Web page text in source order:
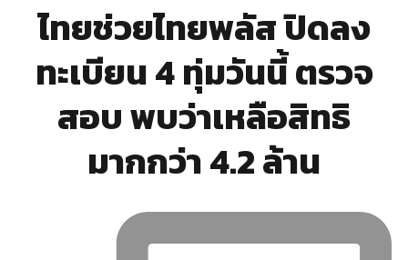
ไทยช่วยไทยพลัส ปิดลง
ทะเบียน 4 ทุ่มวันนี้ ตรวจ
สอบ พบว่าเหลือสิทธิ
มากกว่า 4.2 ล้าน